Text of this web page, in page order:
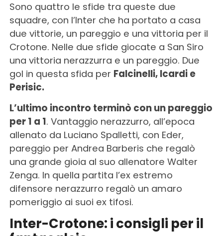
Sono quattro le sfide tra queste due
squadre, con l’Inter che ha portato a casa
due vittorie, un pareggio e una vittoria per il
Crotone. Nelle due sfide giocate a San Siro
una vittoria nerazzurra e un pareggio. Due
gol in questa sfida per Falcinelli, Icardi e
Perisic.
L’ultimo incontro terminò con un pareggio
per 1 a 1. Vantaggio nerazzurro, all’epoca
allenato da Luciano Spalletti, con Eder,
pareggio per Andrea Barberis che regalò
una grande gioia al suo allenatore Walter
Zenga. In quella partita l’ex estremo
difensore nerazzurro regalò un amaro
pomeriggio ai suoi ex tifosi.
Inter-Crotone: i consigli per il